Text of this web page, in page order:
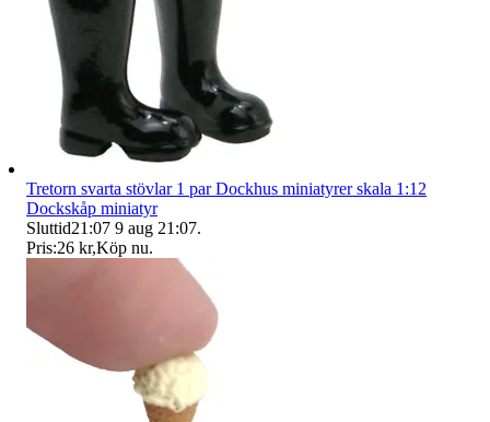
Tretorn svarta stövlar 1 par Dockhus miniatyrer skala 1:12
Dockskåp miniatyr
Sluttid21:07 9 aug 21:07.
Pris:26 kr,Köp nu.